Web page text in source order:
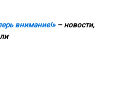
внимание!»– новости,